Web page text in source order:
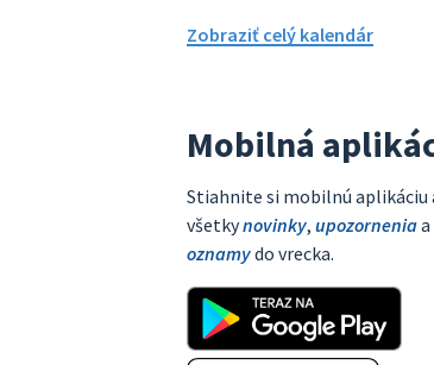
Zobraziť celý kalendár
Mobilná
Stiahnite si mobilnú aplikáciu
všetkynovinky, upozornenia
oznamydo vrecka.